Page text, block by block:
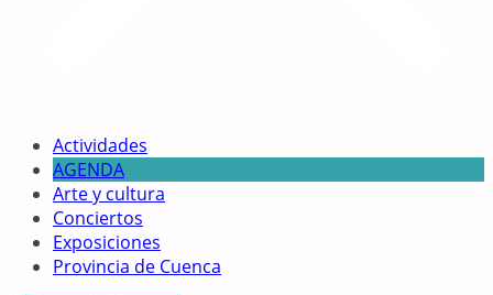
Actividades
AGENDA
Arte y cultura
Conciertos
Exposiciones
Provincia de Cuenca